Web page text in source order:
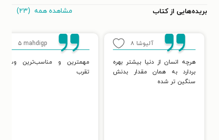
بریده‌هایی از کتاب مشاهده همه (۲۳)
آلیوشا ۸
هرچه انسان از دنیا بیشتر بهره
بردارد به همان مقدار بدنش
سنگین تر شده
mahdigp ۵
مهمترین و مناسب‌ترین وسیله
تقرب